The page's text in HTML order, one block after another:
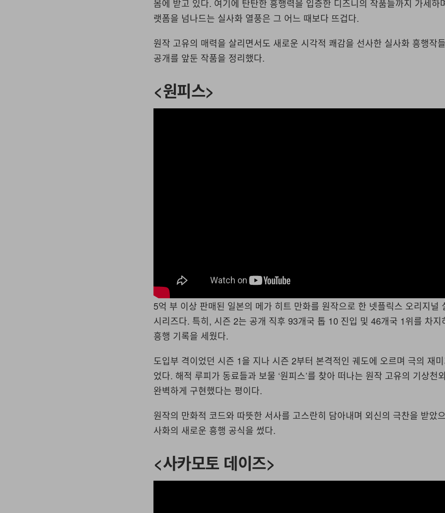
몸에 받고 있다. 여기에 탄탄한 흥행력을 입증한 디즈니의 작품들까지 가세하
랫폼을 넘나드는 실사화 열풍은 그 어느 때보다 뜨겁다.
원작 고유의 매력을 살리면서도 새로운 시각적 쾌감을 선사한 실사화 흥행작
공개를 앞둔 작품을 정리했다.
<원피스>
5억 부 이상 판매된 일본의 메가 히트 만화를 원작으로 한 넷플릭스 오리지널
시리즈다. 특히, 시즌 2는 공개 직후 93개국 톱 10 진입 및 46개국 1위를 차지
흥행 기록을 세웠다.
도입부 격이었던 시즌 1을 지나 시즌 2부터 본격적인 궤도에 오르며 극의 재
었다. 해적 루피가 동료들과 보물 ‘원피스’를 찾아 떠나는 원작 고유의 기상천
완벽하게 구현했다는 평이다.
원작의 만화적 코드와 따뜻한 서사를 고스란히 담아내며 외신의 극찬을 받았
사화의 새로운 흥행 공식을 썼다.
<사카모토 데이즈>